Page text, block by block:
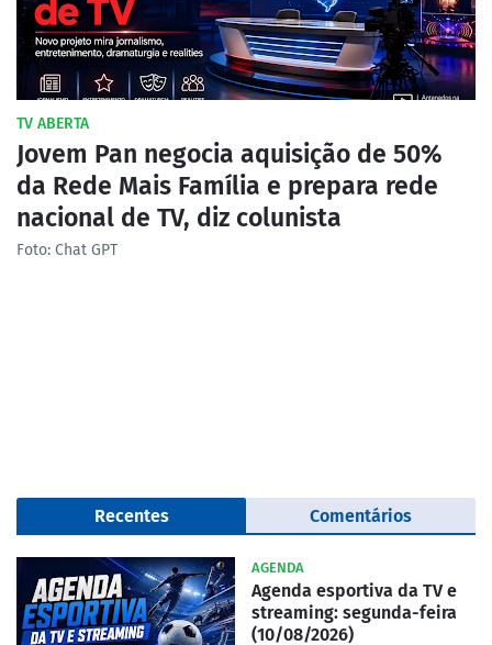
TV ABERTA
Jovem Pan negocia aquisição de 50%
da Rede Mais Família e prepara rede
nacional de TV, diz colunista
Foto: Chat GPT
Recentes Comentários
AGENDA
Agenda esportiva da TV e
streaming: segunda-feira
(10/08/2026)